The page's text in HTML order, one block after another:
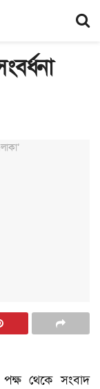
থেকে সংবাদ